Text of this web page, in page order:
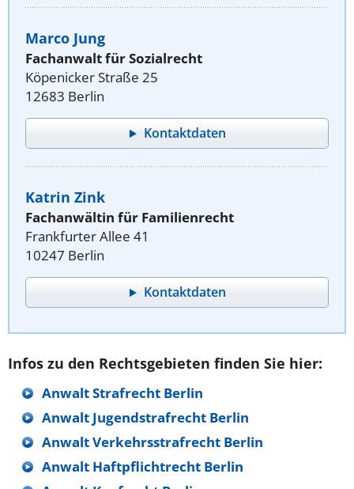
Marco Jung
Fachanwalt für Sozialrecht
Köpenicker Straße 25
12683 Berlin
Kontaktdaten
Katrin Zink
Fachanwältin für Familienrecht
Frankfurter Allee 41
10247 Berlin
Kontaktdaten
Infos zu den Rechtsgebieten finden Sie hier:
Anwalt Strafrecht Berlin
Anwalt Jugendstrafrecht Berlin
Anwalt Verkehrsstrafrecht Berlin
Anwalt Haftpflichtrecht Berlin